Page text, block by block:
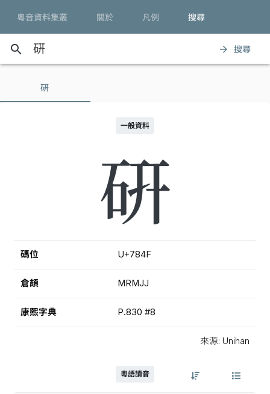
粵音資料集叢 關於 凡例 搜尋
search arrow_forward 搜尋
硏
一般資料
硏
碼位 U+784F
倉頡 MRMJJ
康熙字典 P.830 #8
來源: Unihan
粵語讀音